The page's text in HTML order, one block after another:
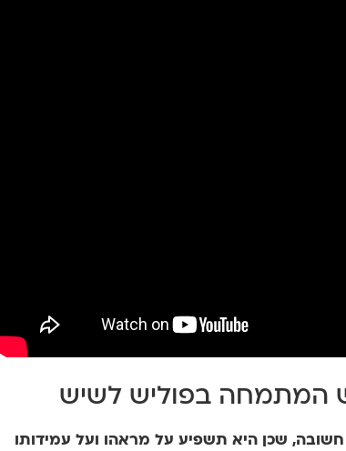
המתמחה בפוליש לשיש
שכן היא תשפיע על מראהו ועל עמידותו